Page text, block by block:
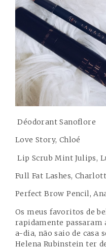
Déodorant Sanoflore
Love Story, Chloé
Lip Scrub Mint Julips,
Full Fat Lashes,
Perfect Brow Pencil,
Os meus favoritos de
rapidamente passaram
a-dia, não saio de casa
Helena Rubinstein ter